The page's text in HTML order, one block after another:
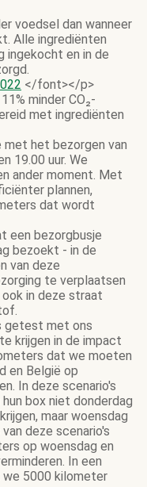
voedsel dan wanneer
Alle ingrediënten
ingekocht en in de
</font></p>
minder CO₂-
met ingrediënten
het bezorgen van
19.00 uur. We
ander moment. Met
plannen,
dat wordt
een bezorgbusje
bezoekt - in de
van deze
te verplaatsen
in deze straat
getest met ons
krijgen in de impact
dat we moeten
en België op
In deze scenario's
box niet donderdag
maar woensdag
deze scenario's
op woensdag en
In een
5000 kilometer